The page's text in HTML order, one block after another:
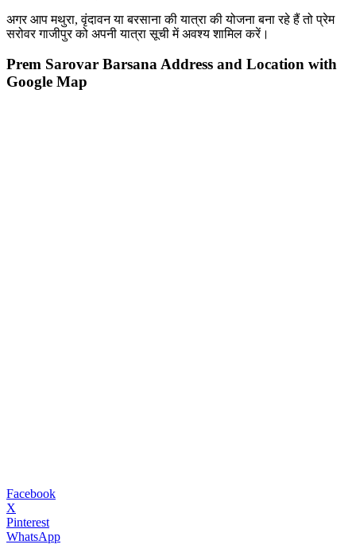
अगर आप मथुरा, वृंदावन या बरसाना की यात्रा की योजना बना रहे हैं तो प्रेम
सरोवर गाजीपुर को अपनी यात्रा सूची में अवश्य शामिल करें।
Prem Sarovar Barsana Address and Location with
Google Map
Facebook
X
Pinterest
WhatsApp